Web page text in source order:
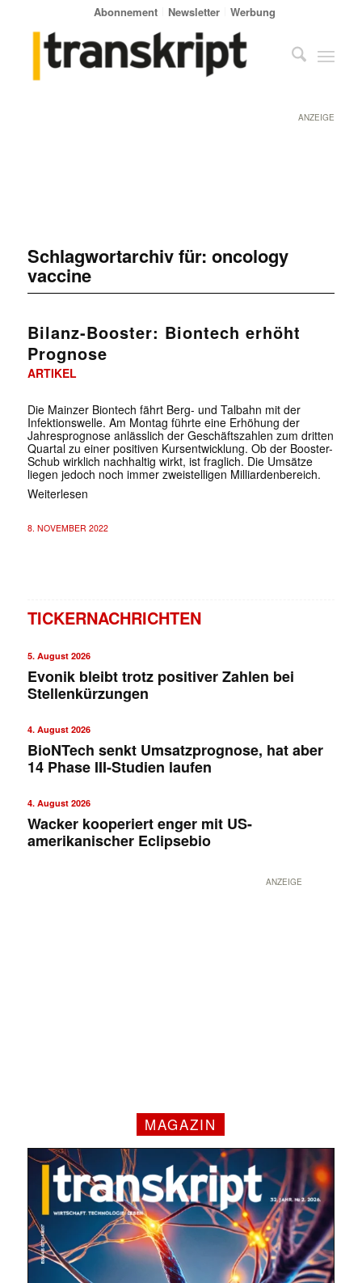
Abonnement Newsletter Werbung
ANZEIGE
Schlagwortarchiv für: oncology
vaccine
Bilanz-Booster: Biontech erhöht
Prognose
ARTIKEL
Die Mainzer Biontech fährt Berg- und Talbahn mit der
Infektionswelle. Am Montag führte eine Erhöhung der
Jahresprognose anlässlich der Geschäftszahlen zum dritten
Quartal zu einer positiven Kursentwicklung. Ob der Booster-
Schub wirklich nachhaltig wirkt, ist fraglich. Die Umsätze
liegen jedoch noch immer zweistelligen Milliardenbereich.
Weiterlesen
8. NOVEMBER 2022
TICKERNACHRICHTEN
5. August 2026
Evonik bleibt trotz positiver Zahlen bei
Stellenkürzungen
4. August 2026
BioNTech senkt Umsatzprognose, hat aber
14 Phase III-Studien laufen
4. August 2026
Wacker kooperiert enger mit US-
amerikanischer Eclipsebio
ANZEIGE
MAGAZIN